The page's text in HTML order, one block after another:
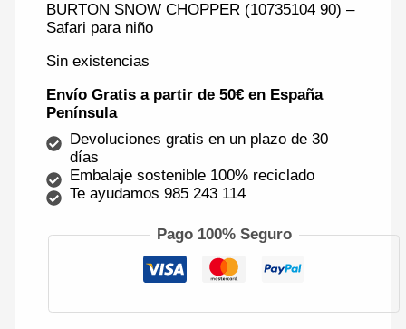
BURTON SNOW CHOPPER (10735104 90) –
Safari para niño
Sin existencias
Envío Gratis a partir de 50€ en España
Península
Devoluciones gratis en un plazo de 30
días
Embalaje sostenible 100% reciclado
Te ayudamos 985 243 114
Pago 100% Seguro